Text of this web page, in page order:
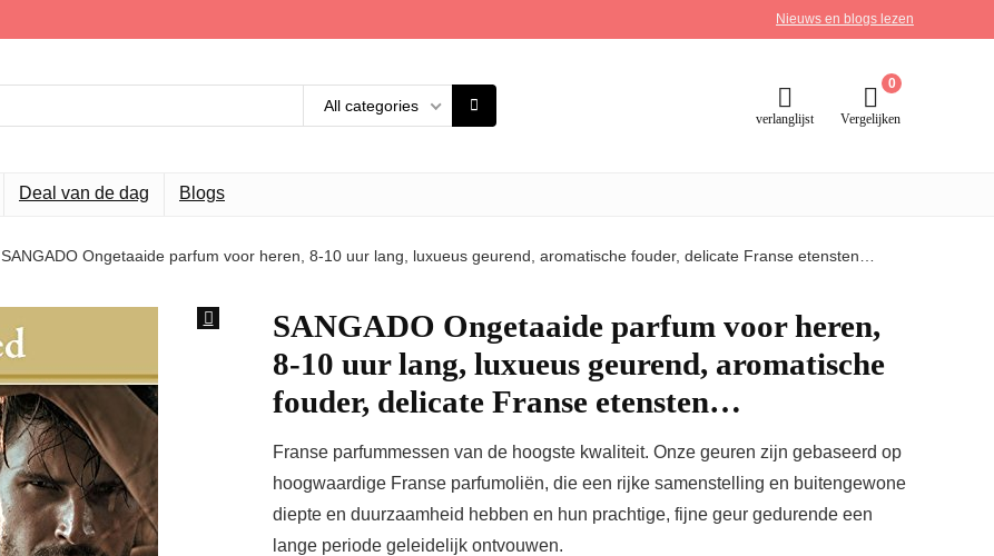
Nieuws en blogs lezen
All categories
verlanglijst
0
Vergelijken
Deal van de dag Blogs
SANGADO Ongetaaide parfum voor heren, 8-10 uur lang, luxueus geurend, aromatische fouder, delicate Franse etensten…
SANGADO Ongetaaide parfum voor heren,
8-10 uur lang, luxueus geurend, aromatische
fouder, delicate Franse etensten…
Franse parfummessen van de hoogste kwaliteit. Onze geuren zijn gebaseerd op
hoogwaardige Franse parfumoliën, die een rijke samenstelling en buitengewone
diepte en duurzaamheid hebben en hun prachtige, fijne geur gedurende een
lange periode geleidelijk ontvouwen.